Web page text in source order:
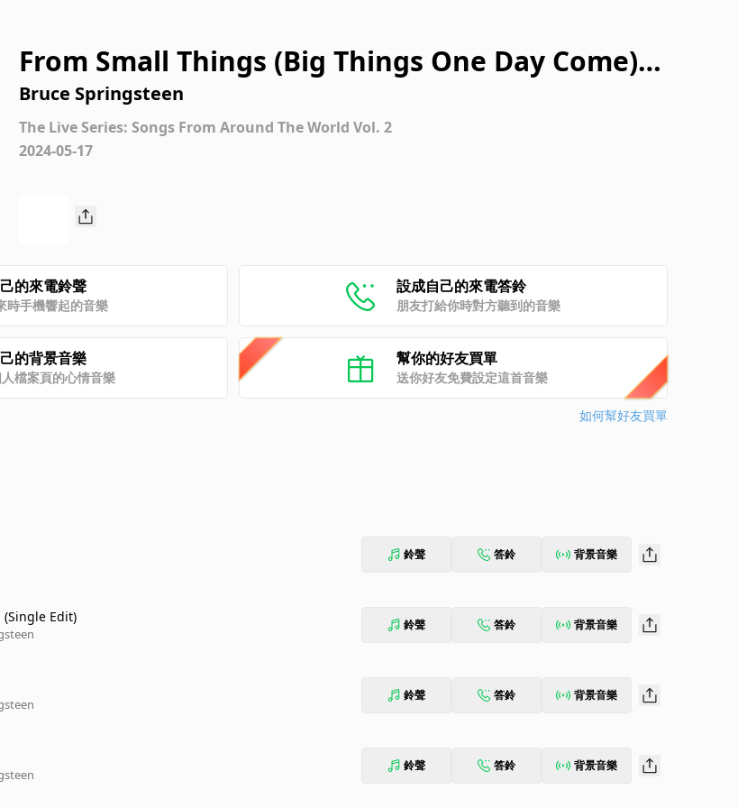
From Small Things (Big Things One Day Come)
(Live at Malieveld, The Hague, Holland - 6/14/20
16)
Bruce Springsteen
The Live Series: Songs From Around The World Vol. 2
2024-05-17
的來電鈴聲
時手機響起的音樂
設成自己的來電答鈴
朋友打給你時對方聽到的音樂
的背景音樂
檔案頁的心情音樂
幫你的好友買單
送你好友免費設定這首音樂
如何幫好友買單
鈴聲 答鈴 背景音樂
Edit) 鈴聲 答鈴 背景音樂
鈴聲 答鈴 背景音樂
鈴聲 答鈴 背景音樂